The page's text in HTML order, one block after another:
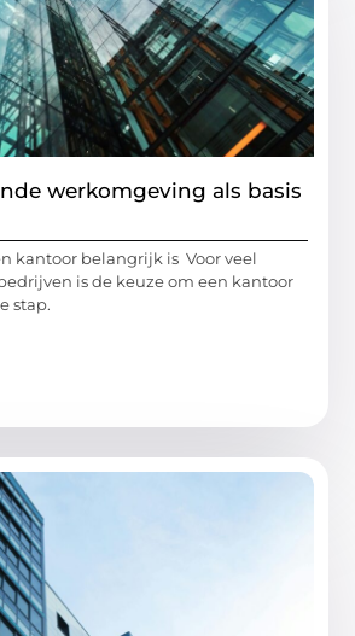
werkomgeving als basis
kantoor belangrijk is Voor veel
is de keuze om een kantoor
stap.